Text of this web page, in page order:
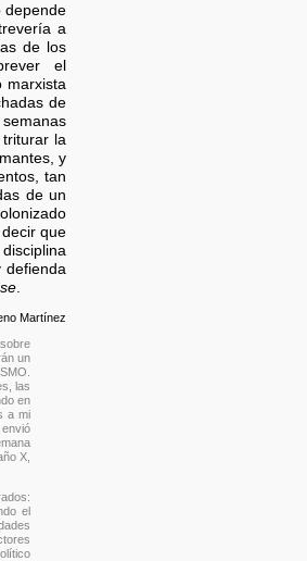
depende
a
de los
el
marxista
de
la
y
tan
de un
que
defienda
Martínez
sobre
un
las
en
a mi
X,
el